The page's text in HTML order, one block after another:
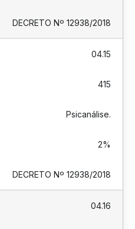
DECRETO Nº 12938/2018
04.15
415
Psicanálise.
2%
DECRETO Nº 12938/2018
04.16